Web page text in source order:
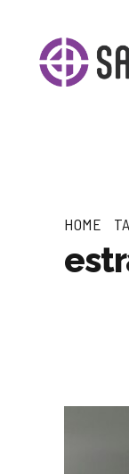
HOME